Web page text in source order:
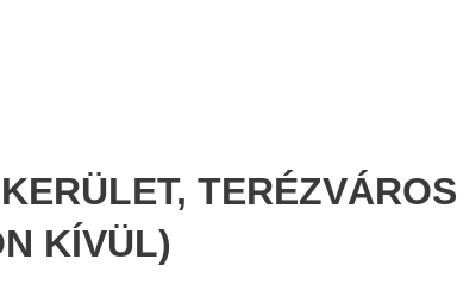
TERÉZVÁROS
KÍVÜL)